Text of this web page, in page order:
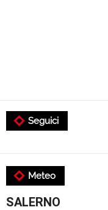
Seguici
Meteo
SALERNO